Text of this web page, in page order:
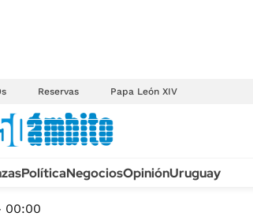
Reservas Papa León XIV
PolíticaNegociosOpiniónUruguay
00:00